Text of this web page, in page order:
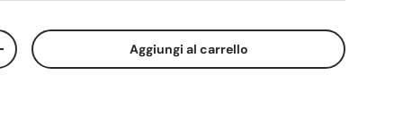
la quantità Aggiungi al carrello